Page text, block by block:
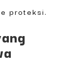
proteksi.